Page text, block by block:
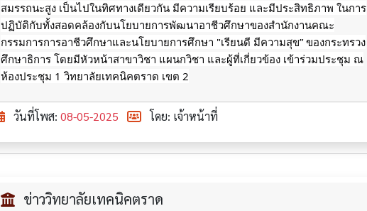
สมรรถนะสูง เป็นไปในทิศทางเดียวกัน มีความเรียบร้อย และมีประสิทธิภาพ ในการ
ปฏิบัติกับทั้งสอดคล้องกับนโยบายการพัฒนาอาชีวศึกษาของสำนักงานคณะ
กรรมการการอาชีวศึกษาและนโยบายการศึกษา "เรียนดี มีความสุข” ของกระทรวง
ศึกษาธิการ โดยมีหัวหน้าสาขาวิชา แผนกวิชา และผู้ที่เกี่ยวข้อง เข้าร่วมประชุม ณ
ห้องประชุม 1 วิทยาลัยเทคนิคตราด เขต 2
วันที่โพส:08-05-2025 โดย: เจ้าหน้าที่
ข่าววิทยาลัยเทคนิคตราด